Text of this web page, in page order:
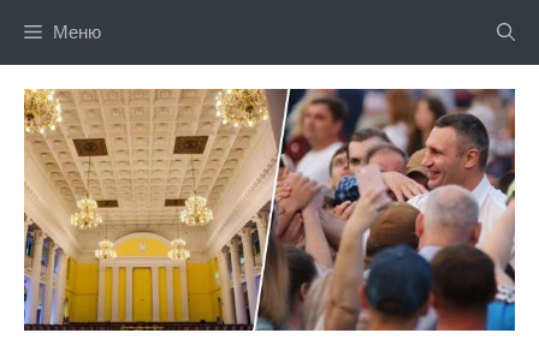
Меню